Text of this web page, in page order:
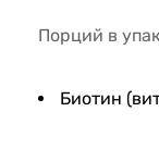
Порций в
Биотин